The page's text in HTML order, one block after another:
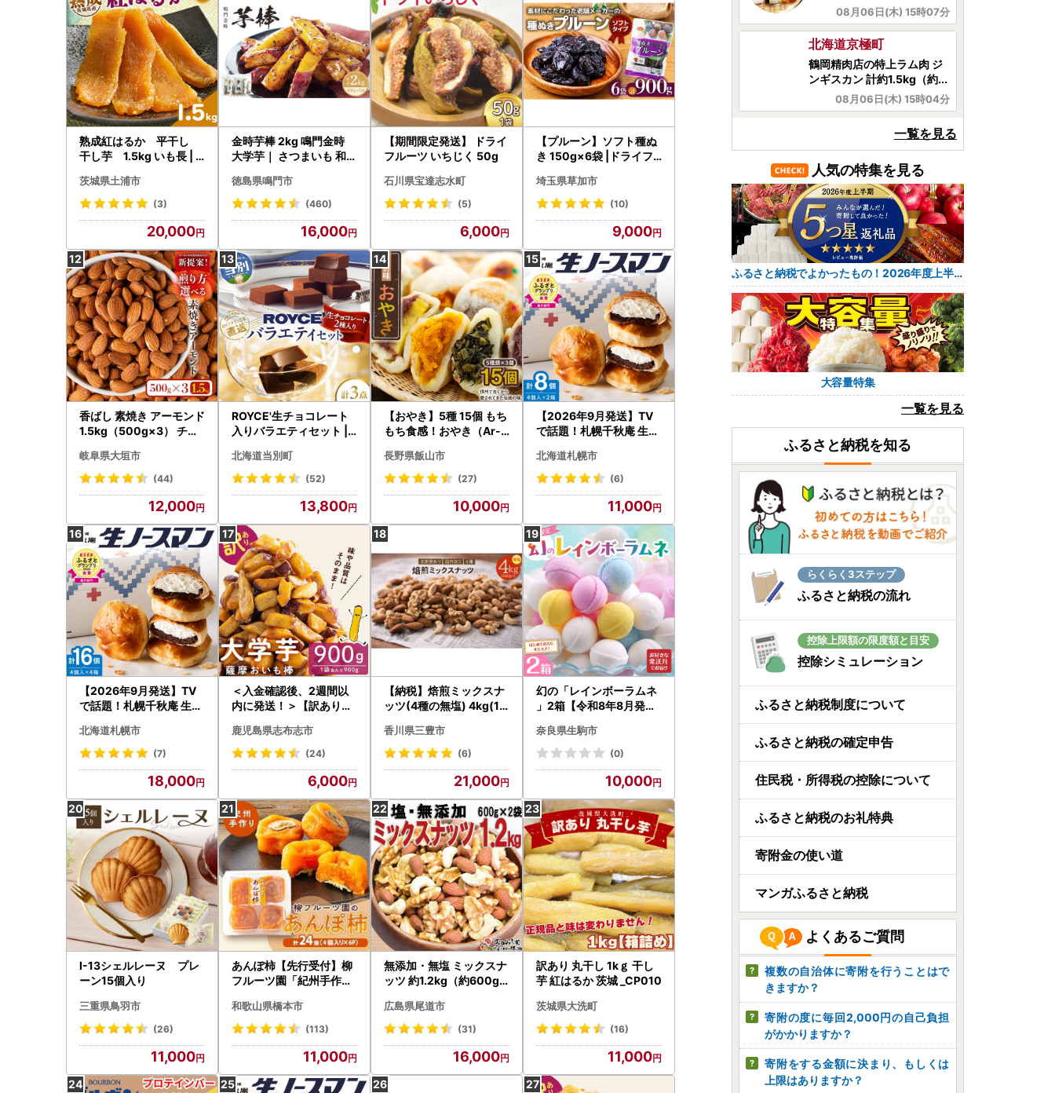
熟成紅はるか 平干し
干し芋 1.5kg いも長 |
も 国産 熟成 ※着日指定
不可 ※離島への配送不可
茨城県土浦市
(3)
20,000
金時芋棒 2kg 鳴門金時
大学芋｜ さつまいも 和菓
マイモ 芋棒 大学芋 なる
と金時 お菓子
徳島県鳴門市
(460)
16,000
【期間限定発送】 ドライ
フルーツ いちじく 50g
石川県宝達志水町
(5)
6,000
【プルーン】ソフト種ぬ
き 150g×6袋 |ドライフ
埼玉県草加市
(10)
9,000
香ばし 素焼き アーモンド
1.5kg（500g×3） チャ
岐阜県大垣市
(44)
12,000
ROYCE'生チョコレート
入りバラエティセット |
北海道当別町
(52)
13,800
【おやき】5種 15個 もち
もち食感！おやき（Ar-0
長野県飯山市
(27)
10,000
【2026年9月発送】TV
で話題！札幌千秋庵 生ノ
計8個 銘菓 パイまんじゅ
う 菓子 北海道 人気 スイ
北海道札幌市
(6)
11,000
【2026年9月発送】TV
で話題！札幌千秋庵 生ノ
計16個 銘菓 パイまんじ
ゅう 菓子 北海道 人気 ス
北海道札幌市
(7)
18,000
＜入金確認後、2週間以
内に発送！＞【訳あり・
ット 900g p6-014-2w
鹿児島県志布志市
(24)
6,000
【納税】焙煎ミックスナ
ッツ(4種の無塩) 4kg(10
香川県三豊市
(6)
21,000
幻の「レインボーラムネ
」2箱【令和8年8月発送
かな彩り インスタ映え か
わいい ラムネ 幻 ギフト
おやつ 駄菓子 数量限定
甘酸っぱい カリカリ ふん
わり トロッ お取り寄せ
奈良県 生駒市 送料無料
奈良県生駒市
(0)
10,000
I-13シェルレーヌ プレ
ーン15個入り
三重県鳥羽市
(26)
11,000
あんぽ柿【先行受付】柳
フルーツ園「紀州手作り
配送不可地域：離島】【
1077179】
和歌山県橋本市
(113)
11,000
無添加・無塩 ミックスナ
ッツ 約1.2kg（約600g×
広島県尾道市
(31)
16,000
訳あり 丸干し 1kｇ 干し
芋 紅はるか 茨城 _CP010
茨城県大洗町
(16)
11,000
08月06日(木) 15時04分
茨城県常陸大宮市
味の素 クノール フリーズド
ライスープ 「クノールR」...
08月06日(木) 14時41分
SHOEIヘルメット【X-
Fifteen DAIJIRO(SILVER...
08月06日(木) 15時46分
愛知県東浦町
🌟カリモク家具🌟サイドテ
ーブルB
08月06日(木) 15時43分
愛知県西尾市
✨一色産めすうなぎ無頭長蒲
焼2尾✨（300g）
08月06日(木) 15時40分
徳島県海陽町
阿波尾鶏 手羽先 手羽元 セッ
ト 各10本 計20本 阿波尾...
08月06日(木) 15時31分
【 先行予約 】 種子島 野﨑フ
ァーム 安納いも ( こがね ) ...
08月06日(木) 15時31分
京都府福知山市
栗 くり 氷蔵 丹波栗 銀寄 2L
1kg
08月06日(木) 15時26分
佐賀県小城市
ホワイト 計72個 トイレッ...
08月06日(木) 15時24分
新潟県長岡市
寄附金額を見直しました！
高級銀だら越後味比べ5種...
08月06日(木) 15時07分
北海道京極町
鶴岡精肉店の特上ラム肉 ジ
ンギスカン 計約1.5kg（約...
茨城県常陸大宮市
味の素 クノール フリーズド
08月06日(木) 14時41分
一覧を見る
人気の特集を見る
ふるさと納税でよかったもの！2026年度上半期 レビュー5つ星返礼品
大容量特集
一覧を見る
ふるさと納税を知る
らくらく3ステップ
ふるさと納税の流れ
控除上限額の限度額と目安
控除シミュレーション
ふるさと納税制度について
ふるさと納税の確定申告
住民税・所得税の控除について
ふるさと納税のお礼特典
寄附金の使い道
マンガふるさと納税
よくあるご質問
複数の自治体に寄附を行うことはで
きますか？
寄附の度に毎回2,000円の自己負担
がかかりますか？
寄附をする金額に決まり、もしくは
上限はありますか？